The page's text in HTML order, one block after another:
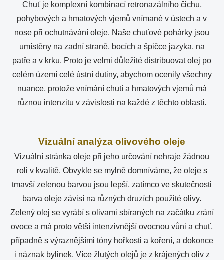
Chuť je komplexní kombinací retronazálního čichu,
pohybových a hmatových vjemů vnímané v ústech a v
nose při ochutnávání oleje. Naše chuťové pohárky jsou
umístěny na zadní straně, bocích a špičce jazyka, na
patře a v krku. Proto je velmi důležité distribuovat olej po
celém území celé ústní dutiny, abychom ocenily všechny
nuance, protože vnímání chutí a hmatových vjemů má
různou intenzitu v závislosti na každé z těchto oblastí.
Vizuální analýza olivového oleje
Vizuální stránka oleje při jeho určování nehraje žádnou
roli v kvalitě. Obvykle se mylně domníváme, že oleje s
tmavší zelenou barvou jsou lepší, zatímco ve skutečnosti
barva oleje závisí na různých druzích použité olivy.
Zelený olej se vyrábí s olivami sbíraných na začátku zrání
ovoce a má proto větší intenzivnější ovocnou vůni a chuť,
případně s výraznějšími tóny hořkosti a koření, a dokonce
i náznak bylinek. Více žlutých olejů je z krájených oliv z